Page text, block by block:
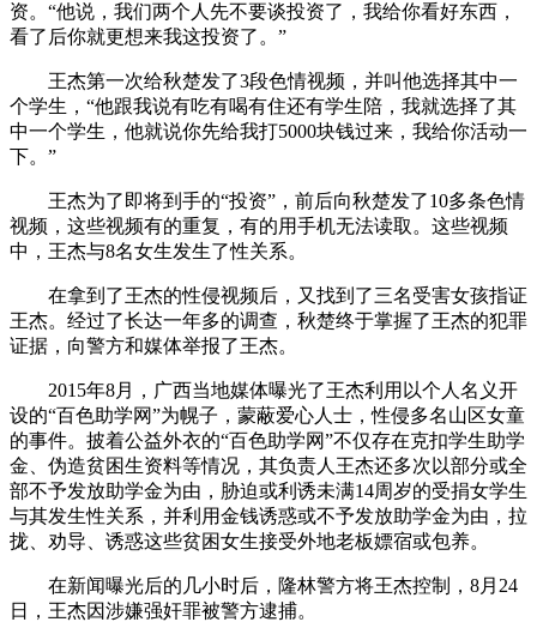
资。“他说，我们两个人先不要谈投资了，我给你看好东西，
看了后你就更想来我这投资了。”
王杰第一次给秋楚发了3段色情视频，并叫他选择其中一
个学生，“他跟我说有吃有喝有住还有学生陪，我就选择了其
中一个学生，他就说你先给我打5000块钱过来，我给你活动一
下。”
王杰为了即将到手的“投资”，前后向秋楚发了10多条色情
视频，这些视频有的重复，有的用手机无法读取。这些视频
中，王杰与8名女生发生了性关系。
在拿到了王杰的性侵视频后，又找到了三名受害女孩指证
王杰。经过了长达一年多的调查，秋楚终于掌握了王杰的犯罪
证据，向警方和媒体举报了王杰。
2015年8月，广西当地媒体曝光了王杰利用以个人名义开
设的“百色助学网”为幌子，蒙蔽爱心人士，性侵多名山区女童
的事件。披着公益外衣的“百色助学网”不仅存在克扣学生助学
金、伪造贫困生资料等情况，其负责人王杰还多次以部分或全
部不予发放助学金为由，胁迫或利诱未满14周岁的受捐女学生
与其发生性关系，并利用金钱诱惑或不予发放助学金为由，拉
拢、劝导、诱惑这些贫困女生接受外地老板嫖宿或包养。
在新闻曝光后的几小时后，隆林警方将王杰控制，8月24
日，王杰因涉嫌强奸罪被警方逮捕。